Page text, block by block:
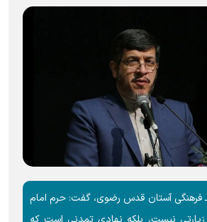
فرهنگی آستان قدس رضوی، گفت: حرم امام